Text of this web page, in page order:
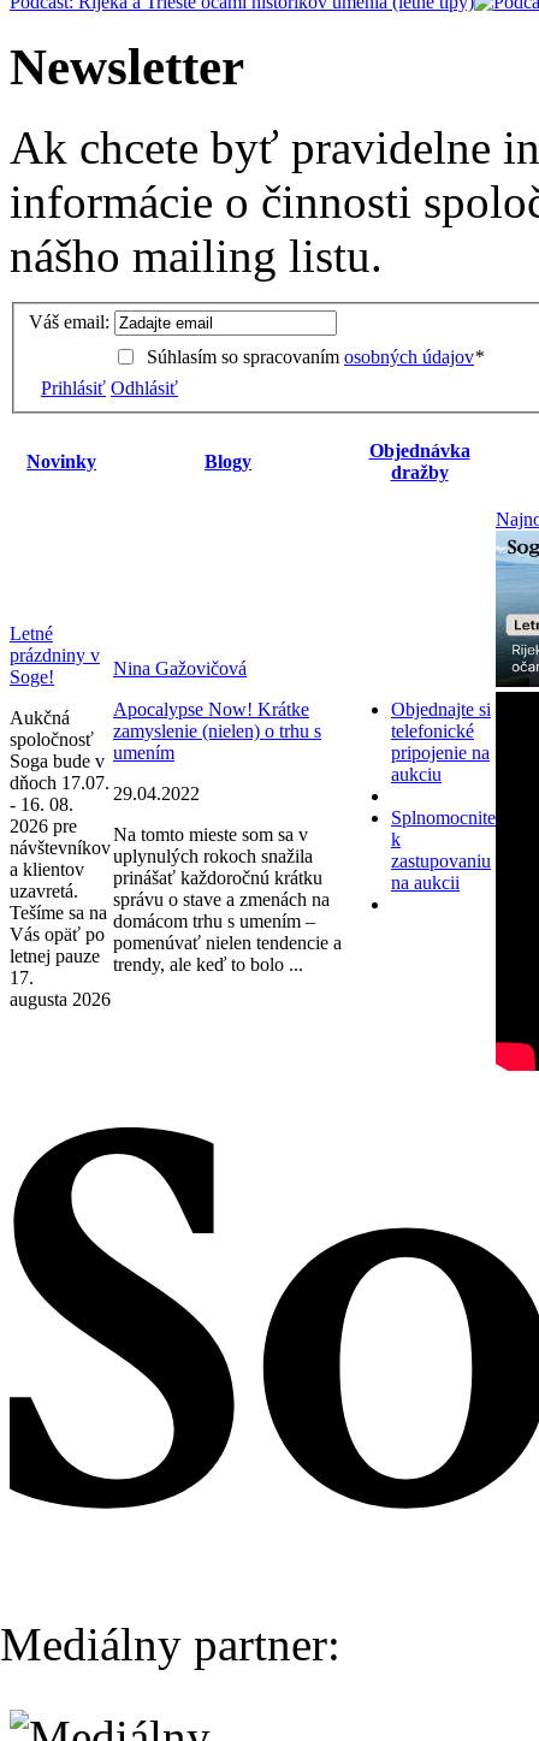
Newsletter
Ak chcete byť pravidelne
informácie o činnosti
nášho mailing listu.
Váš email:
Súhlasím so spracovaním osobných údajov*
Prihlásiť Odhlásiť
Novinky Blogy
Objednávka
dražby
Letné
prázdniny v
Soge!
Aukčná
spoločnosť
Soga bude v
dňoch 17.07.
- 16. 08.
2026 pre
návštevníkov
a klientov
uzavretá.
Tešíme sa na
Vás opäť po
letnej pauze
17.
augusta 2026
Nina Gažovičová
Apocalypse Now! Krátke
zamyslenie (nielen) o trhu s
umením
29.04.2022
Na tomto mieste som sa v
uplynulých rokoch snažila
prinášať každoročnú krátku
správu o stave a zmenách na
domácom trhu s umením –
pomenúvať nielen tendencie a
trendy, ale keď to bolo ...
Objednajte si
telefonické
pripojenie na
aukciu
Splnomocnite
k
zastupovaniu
na aukcii
Mediálny partner: